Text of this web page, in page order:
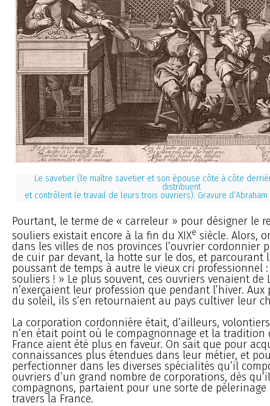
Le savetier (le maître savetier et son épouse côte à côte
distribuent
et contrôlent le travail de leurs trois ouvriers). Gravure d’Abraham
Pourtant, le terme de « carreleur » pour désigner le
souliers existait encore à la fin du XIXe siècle. Alors,
dans les villes de nos provinces l’ouvrier cordonnier
de cuir par devant, la hotte sur le dos, et parcourant
poussant de temps à autre le vieux cri professionnel
souliers ! » Le plus souvent, ces ouvriers venaient de
n’exerçaient leur profession que pendant l’hiver. Aux
du soleil, ils s’en retournaient au pays cultiver leur
La corporation cordonnière était, d’ailleurs,
n’en était point où le compagnonnage et la tradition
France aient été plus en faveur. On sait que pour
connaissances plus étendues dans leur métier, et
perfectionner dans les diverses spécialités qu’il
ouvriers d’un grand nombre de corporations, dès
compagnons, partaient pour une sorte de
travers la France.